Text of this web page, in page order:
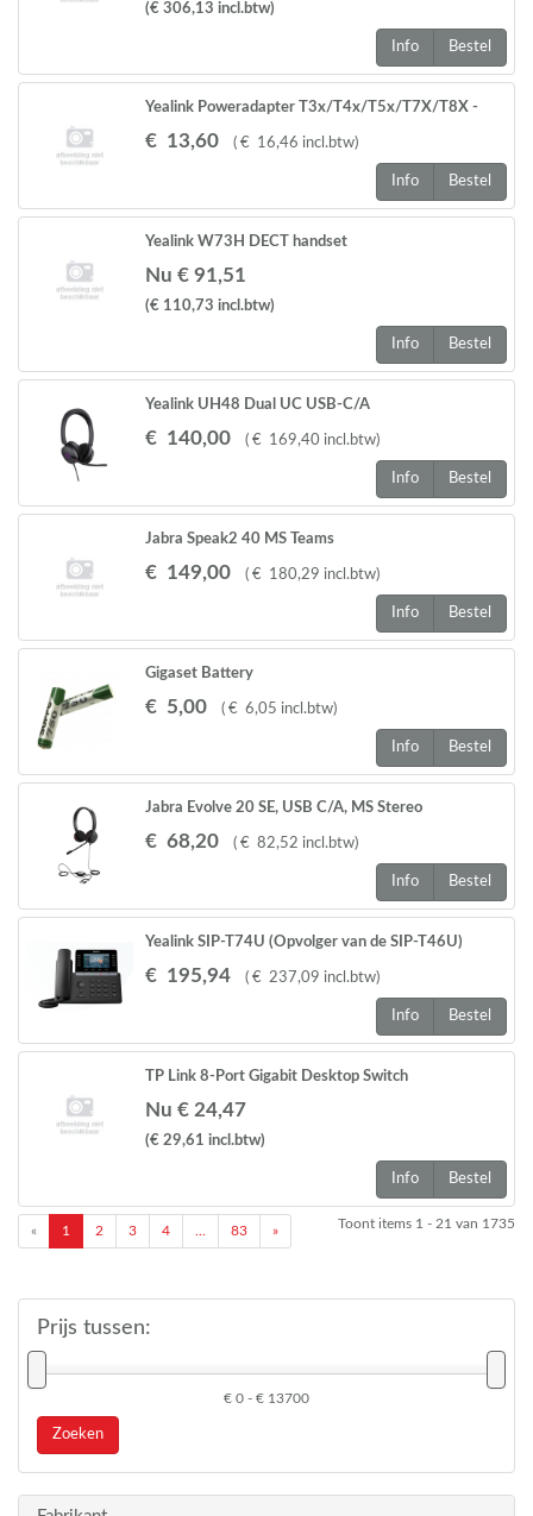
(€ 306,13 incl.btw)
Info Bestel
Yealink Poweradapter T3x/T4x/T5x/T7X/T8X -
€ 13,60 ( € 16,46 incl.btw)
Info Bestel
Yealink W73H DECT handset
Nu € 91,51
(€ 110,73 incl.btw)
Info Bestel
Yealink UH48 Dual UC USB-C/A
€ 140,00 ( € 169,40 incl.btw)
Info Bestel
Jabra Speak2 40 MS Teams
€ 149,00 ( € 180,29 incl.btw)
Info Bestel
Gigaset Battery
C610,S3,S4,S5 Pro,S79,S800,,E630 2 STUKS
€ 5,00 ( € 6,05 incl.btw)
Info Bestel
Jabra Evolve 20 SE, USB C/A, MS Stereo
€ 68,20 ( € 82,52 incl.btw)
Info Bestel
Yealink SIP-T74U (Opvolger van de SIP-T46U)
€ 195,94 ( € 237,09 incl.btw)
Info Bestel
TP Link 8-Port Gigabit Desktop Switch
Nu € 24,47
(€ 29,61 incl.btw)
Info Bestel
Toont items 1 - 21 van 1735
« 1 2 3 4 83 »
Prijs tussen:
€ 0 - € 13700
Zoeken